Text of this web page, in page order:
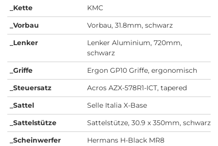
_Kette
KMC
_Vorbau
Vorbau, 31.8mm, schwarz
_Lenker
Lenker Aluminium, 720mm,
schwarz
_Griffe
Ergon GP10 Griffe, ergonomisch
_Steuersatz
Acros AZX-578R1-ICT, tapered
_Sattel
Selle Italia X-Base
_Sattelstütze
Sattelstütze, 30.9 x 350mm, schwarz
_Scheinwerfer
Hermans H-Black MR8